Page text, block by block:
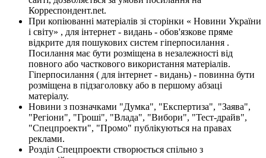
Корреспондент.net.
При копіюванні матеріалів зі сторінки « Новини України
і світу» , для інтернет - видань - обов'язкове пряме
відкрите для пошукових систем гіперпосилання .
Посилання має бути розміщена в незалежності від
повного або часткового використання матеріалів.
Гіперпосилання ( для інтернет - видань) - повинна бути
розміщена в підзаголовку або в першому абзаці
матеріалу.
Новини з позначками "Думка", "Експертиза", "Заява",
"Регіони", "Гроші", "Влада", "Вибори", "Тест-драйв",
"Спецпроекти", "Промо" публікуються на правах
реклами.
Розділ Спецпроекти створюється спільно з